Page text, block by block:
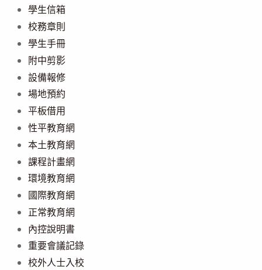
學生信箱
校務章則
學生手冊
附中剪影
設備報修
場地預約
平板借用
性平教育網
本土教育網
課程計畫網
環境教育網
國際教育網
正常教育網
內控說明書
重要會議記錄
校外人士入校